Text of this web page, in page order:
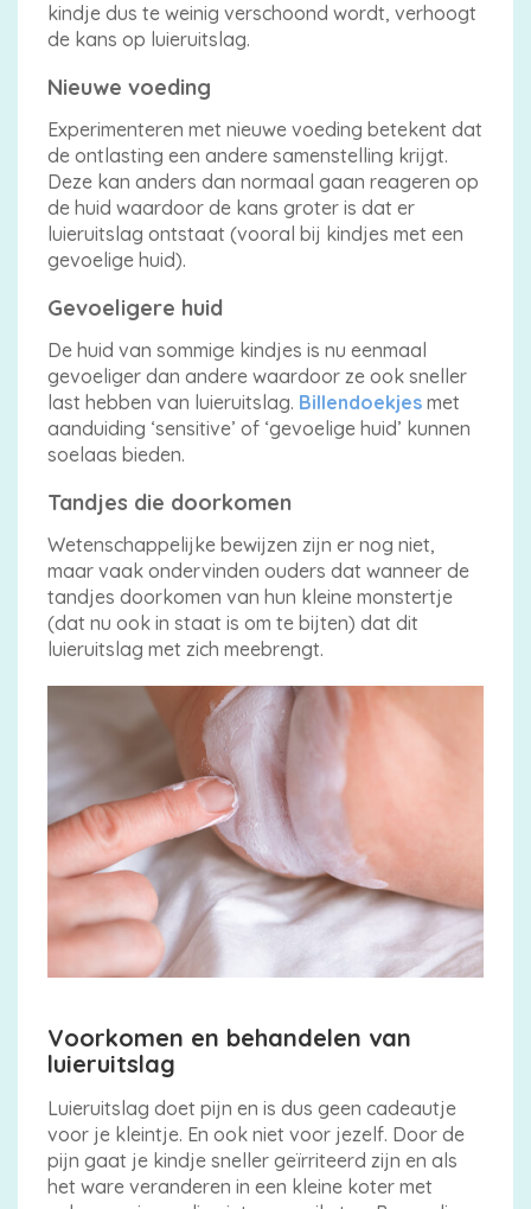
Billendoekjes
Maten
Series
Merken
vergelijken
kindje dus te weinig verschoond wordt, verhoogt
de kans op luieruitslag.
Nieuwe voeding
Experimenteren met nieuwe voeding betekent dat
de ontlasting een andere samenstelling krijgt.
Deze kan anders dan normaal gaan reageren op
de huid waardoor de kans groter is dat er
luieruitslag ontstaat (vooral bij kindjes met een
gevoelige huid).
Gevoeligere huid
De huid van sommige kindjes is nu eenmaal
gevoeliger dan andere waardoor ze ook sneller
last hebben van luieruitslag. Billendoekjes met
aanduiding ‘sensitive’ of ‘gevoelige huid’ kunnen
soelaas bieden.
Tandjes die doorkomen
Wetenschappelijke bewijzen zijn er nog niet,
maar vaak ondervinden ouders dat wanneer de
tandjes doorkomen van hun kleine monstertje
(dat nu ook in staat is om te bijten) dat dit
luieruitslag met zich meebrengt.
Voorkomen en behandelen van
luieruitslag
Luieruitslag doet pijn en is dus geen cadeautje
voor je kleintje. En ook niet voor jezelf. Door de
pijn gaat je kindje sneller geïrriteerd zijn en als
het ware veranderen in een kleine koter met